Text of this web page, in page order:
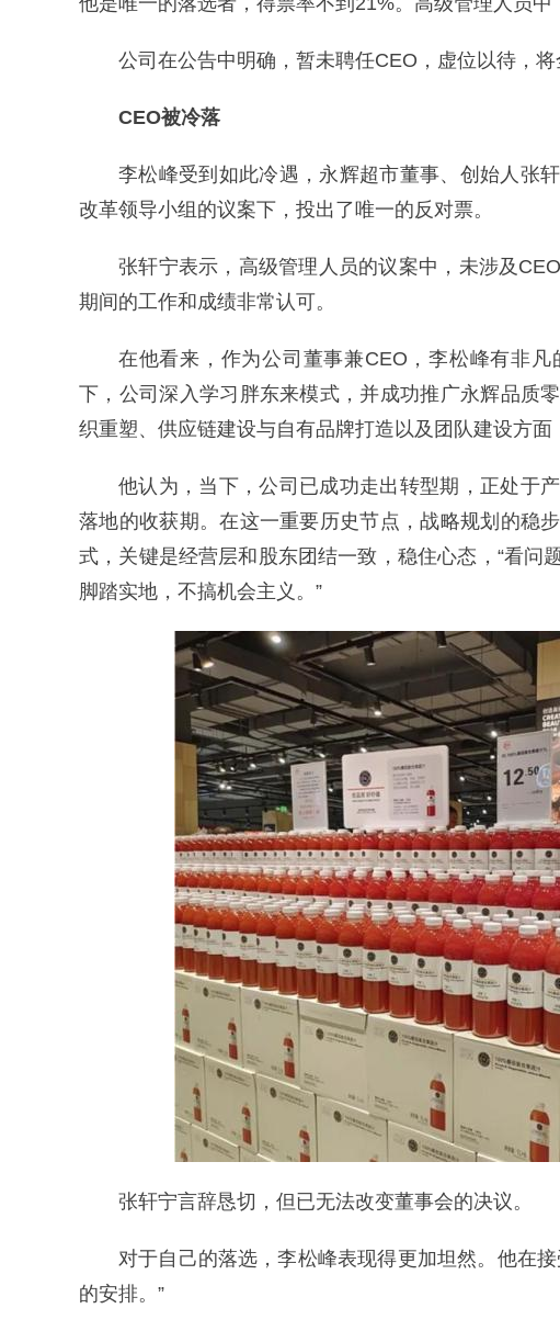
公司在公告中明确，暂未聘任CEO，虚位以待，将
CEO被冷落
李松峰受到如此冷遇，永辉超市董事、创始人张
改革领导小组的议案下，投出了唯一的反对票。
张轩宁表示，高级管理人员的议案中，未涉及
期间的工作和成绩非常认可。
在他看来，作为公司董事兼CEO，李松峰有非
下，公司深入学习胖东来模式，并成功推广永辉品质
织重塑、供应链建设与自有品牌打造以及团队建设方面
他认为，当下，公司已成功走出转型期，正处于
落地的收获期。在这一重要历史节点，战略规划的稳
式，关键是经营层和股东团结一致，稳住心态，“看
脚踏实地，不搞机会主义。”
张轩宁言辞恳切，但已无法改变董事会的决议。
对于自己的落选，李松峰表现得更加坦然。他在
的安排。”